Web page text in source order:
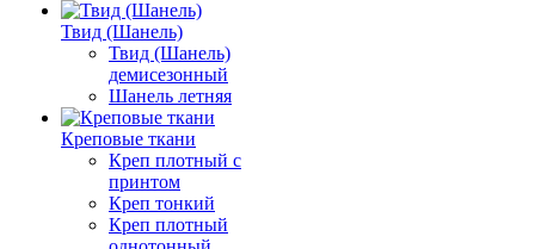
Твид (Шанель)
Твид (Шанель)
демисезонный
Шанель летняя
Креповые ткани
Креп плотный с
принтом
Креп тонкий
Креп плотный